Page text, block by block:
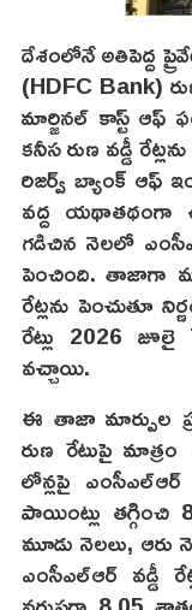
దేశంలోనే అతిపెద్ద
(HDFC Bank)
మార్జినల్ కాస్ట్ ఆఫ్
కనీస రుణ వడ్డీ
రిజర్వ్ బ్యాంక్ ఆఫ్
వద్ద యథాతథంగా
గడిచిన నెలలో
పెంచింది. తాజాగా
రేట్లను పెంచుతూ
రేట్లు 2026
వచ్చాయి.
ఈ తాజా మార్పుల
రుణ రేటుపై
లోన్లపై
పాయింట్లు
మూడు నెలలు,
ఎంసీఎల్ఆర్ వడ్డీ